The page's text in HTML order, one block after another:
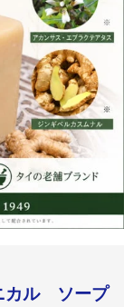
カル ソープ